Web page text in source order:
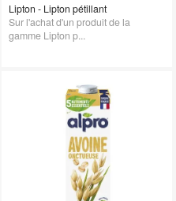
Lipton - Lipton pétillant
Sur l'achat d'un produit de la
gamme Lipton p...